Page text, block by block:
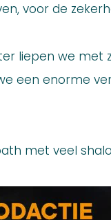
voor de
liepen we met
een enorme
met veel